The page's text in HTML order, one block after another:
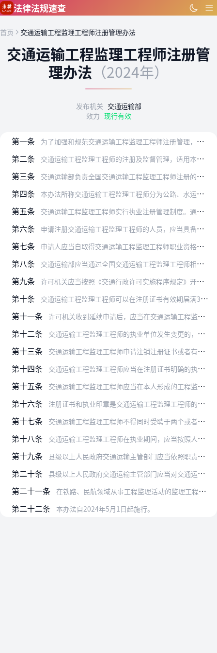
跳到主要内容
法律法规速查
首页 交通运输工程监理工程师注册管理办法
交通运输工程监理工程师注册管
理办法 （2024年）
发布机关 交通运输部
效力 现行有效
第一条 为了加强和规范交通运输工程监理工程师注册管理，维护交通运输工程建设市场秩序，根据《中华人民共和国建筑法》、《建设工程质量管理条例》等法律、行政法规，制定本办法。
第二条 交通运输工程监理工程师的注册及监督管理，适用本办法。
第三条 交通运输部负责全国交通运输工程监理工程师注册的实施与监督管理工作。
第四条 本办法所称交通运输工程监理工程师分为公路、水运工程两个类别。
第五条 交通运输工程监理工程师实行执业注册管理制度。通过交通运输工程监理工程师职业资格考试且经注册后，方可以交通运输工程监理工程师名义执业。
第六条 申请注册交通运输工程监理工程师的人员，应当具备下列条件：
第七条 申请人应当自取得交通运输工程监理工程师职业资格考试合格证明之日起1年内，向交通运输部申请注册。逾期未申请的，应当在符合本办法规定的继续教育要求后方可申请。
第八条 交通运输部应当通过全国交通运输工程监理工程师相关注册管理系统，在线办理监理工程师注册申请、受理、审批等相关工作。
第九条 许可机关应当按照《交通行政许可实施程序规定》开展许可工作。准予许可的，颁发电子或者纸质监理工程师注册证书。电子证书与纸质证书具有同等法律效力，式样由交通运输部统…
第十条 交通运输工程监理工程师可以在注册证书有效期届满30日前，向许可机关提交延续申请，并提交以下材料：
第十一条 许可机关收到延续申请后，应当在交通运输工程监理工程师注册许可有效期届满前，对监理工程师是否符合本办法规定的资格条件进行审查。符合条件的，许可机关应当作出准予延续…
第十二条 交通运输工程监理工程师的执业单位发生变更的，应当自变更之日起60日内向许可机关申请变更注册。
第十三条 交通运输工程监理工程师申请注销注册证书或者有《中华人民共和国行政许可法》第七十条规定情形的，许可机关应当依法办理注销手续并予以公告。
第十四条 交通运输工程监理工程师应当在注册证书明确的执业类别内进行执业。
第十五条 交通运输工程监理工程师应当在本人形成的工程监理文件上签字和加盖执业印章。
第十六条 注册证书和执业印章是交通运输工程监理工程师的执业凭证，应当由本人保管和使用。交通运输工程监理工程师遗失注册证书或者执业印章，应当在公开媒体和许可机关指定的网站上…
第十七条 交通运输工程监理工程师不得同时受聘于两个或者两个以上单位执业，不得允许他人以本人名义执业，不得在执业中存在弄虚作假行为。
第十八条 交通运输工程监理工程师在执业期间，应当按照人力资源和社会保障部门关于专业技术人员继续教育的有关规定接受继续教育，更新专业知识，提高业务水平。
第十九条 县级以上人民政府交通运输主管部门应当依照职责对交通运输工程监理工程师的执业情况和业绩情况实施监督检查，监督检查结果及时向社会公布。
第二十条 县级以上人民政府交通运输主管部门应当对交通运输工程监理工程师实施信用管理，并按照规定将有关信息纳入信用信息共享平台。
第二十一条 在铁路、民航领域从事工程监理活动的监理工程师，应当符合国家关于监理工程师管理有关规定。
第二十二条 本办法自2024年5月1日起施行。